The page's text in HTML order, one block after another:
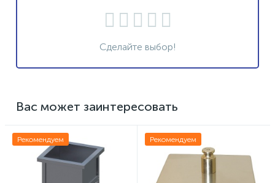
Сделайте выбор!
Вас может заинтересовать
Рекомендуем Рекомендуем